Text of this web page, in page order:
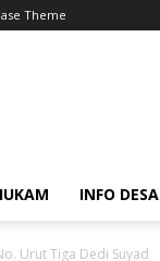
Theme
INFO DESA
Urut Tiga Dedi Suyad